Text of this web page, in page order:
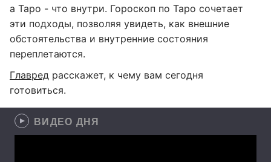
а Таро - что внутри. Гороскоп по Таро сочетает
эти подходы, позволяя увидеть, как внешние
обстоятельства и внутренние состояния
переплетаются.
Главред расскажет, к чему вам сегодня
готовиться.
ВИДЕО ДНЯ